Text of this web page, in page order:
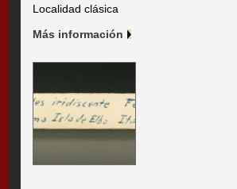
Localidad clásica
Más información